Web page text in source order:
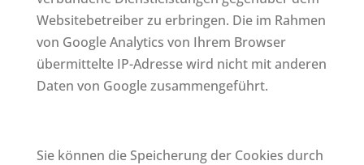
Websitebetreiber zu erbringen. Die im Rahmen
von Google Analytics von Ihrem Browser
übermittelte IP-Adresse wird nicht mit anderen
Daten von Google zusammengeführt.
Sie können die Speicherung der Cookies durch